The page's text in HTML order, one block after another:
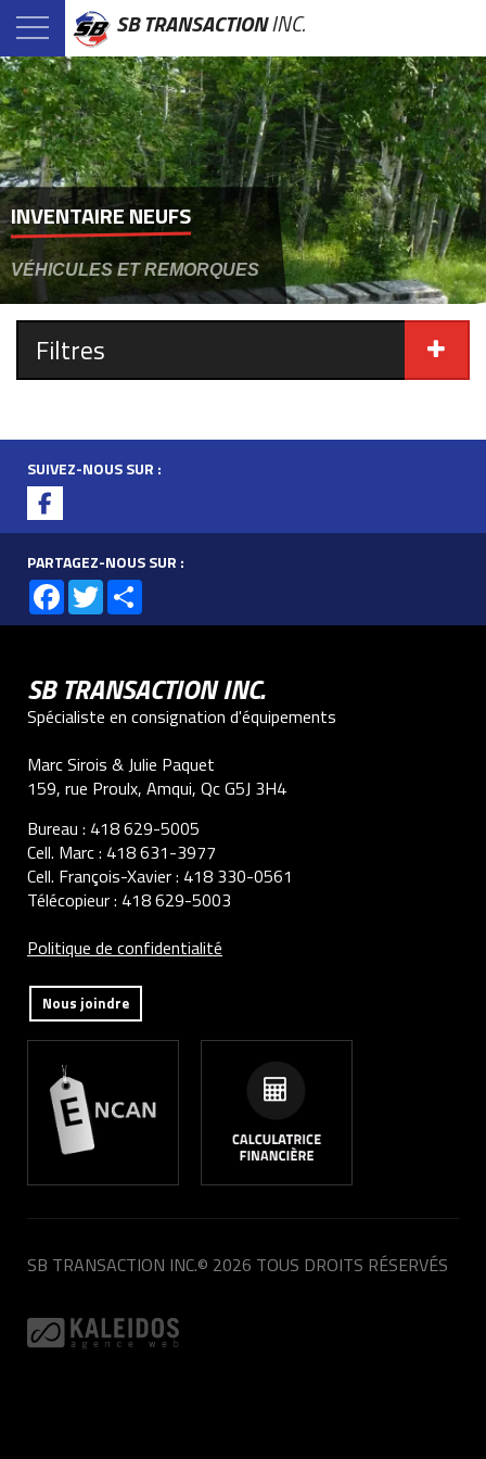
SB TRANSACTIONINC.
INVENTAIRE NEUFS
VÉHICULES ET REMORQUES
Filtres
SUIVEZ-NOUS SUR :
PARTAGEZ-NOUS SUR :
Facebook
Twitter
SB TRANSACTION INC.
Spécialiste en consignation d'équipements
Marc Sirois & Julie Paquet
159, rue Proulx, Amqui, Qc G5J 3H4
Bureau : 418 629-5005
Cell. Marc : 418 631-3977
Cell. François-Xavier : 418 330-0561
Télécopieur : 418 629-5003
Politique de confidentialité
Nous joindre
SB TRANSACTION INC.© 2026 TOUS DROITS RÉSERVÉS